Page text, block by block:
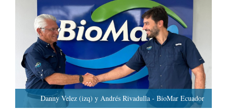
Danny Velez (izq) y Andrés Rivadulla - BioMar Ecuador